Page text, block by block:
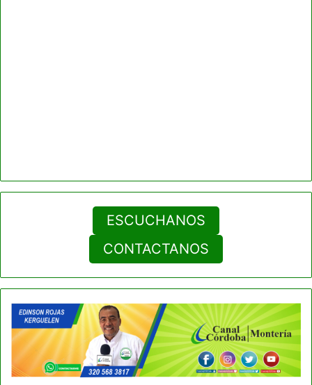
ESCUCHANOS
CONTACTANOS